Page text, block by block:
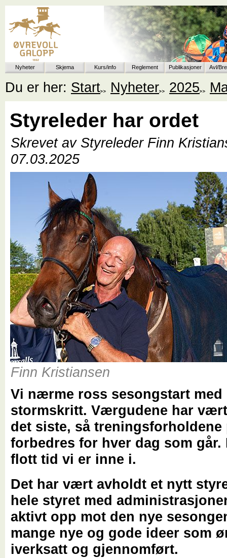
Nyheter Skjema Kurs/info Reglement Publikasjoner Avl/
Du er her: Start Nyheter 2025
Styreleder har ordet
Skrevet av Styreleder Finn
07.03.2025
Finn Kristiansen
Vi nærme ross sesongstart med
stormskritt. Værgudene har
det siste, så treningsforholdene
forbedres for hver dag som går.
flott tid vi er inne i.
Det har vært avholdt et nytt
hele styret med
aktivt opp mot den nye
mange nye og gode ideer som
iverksatt og gjennomført.